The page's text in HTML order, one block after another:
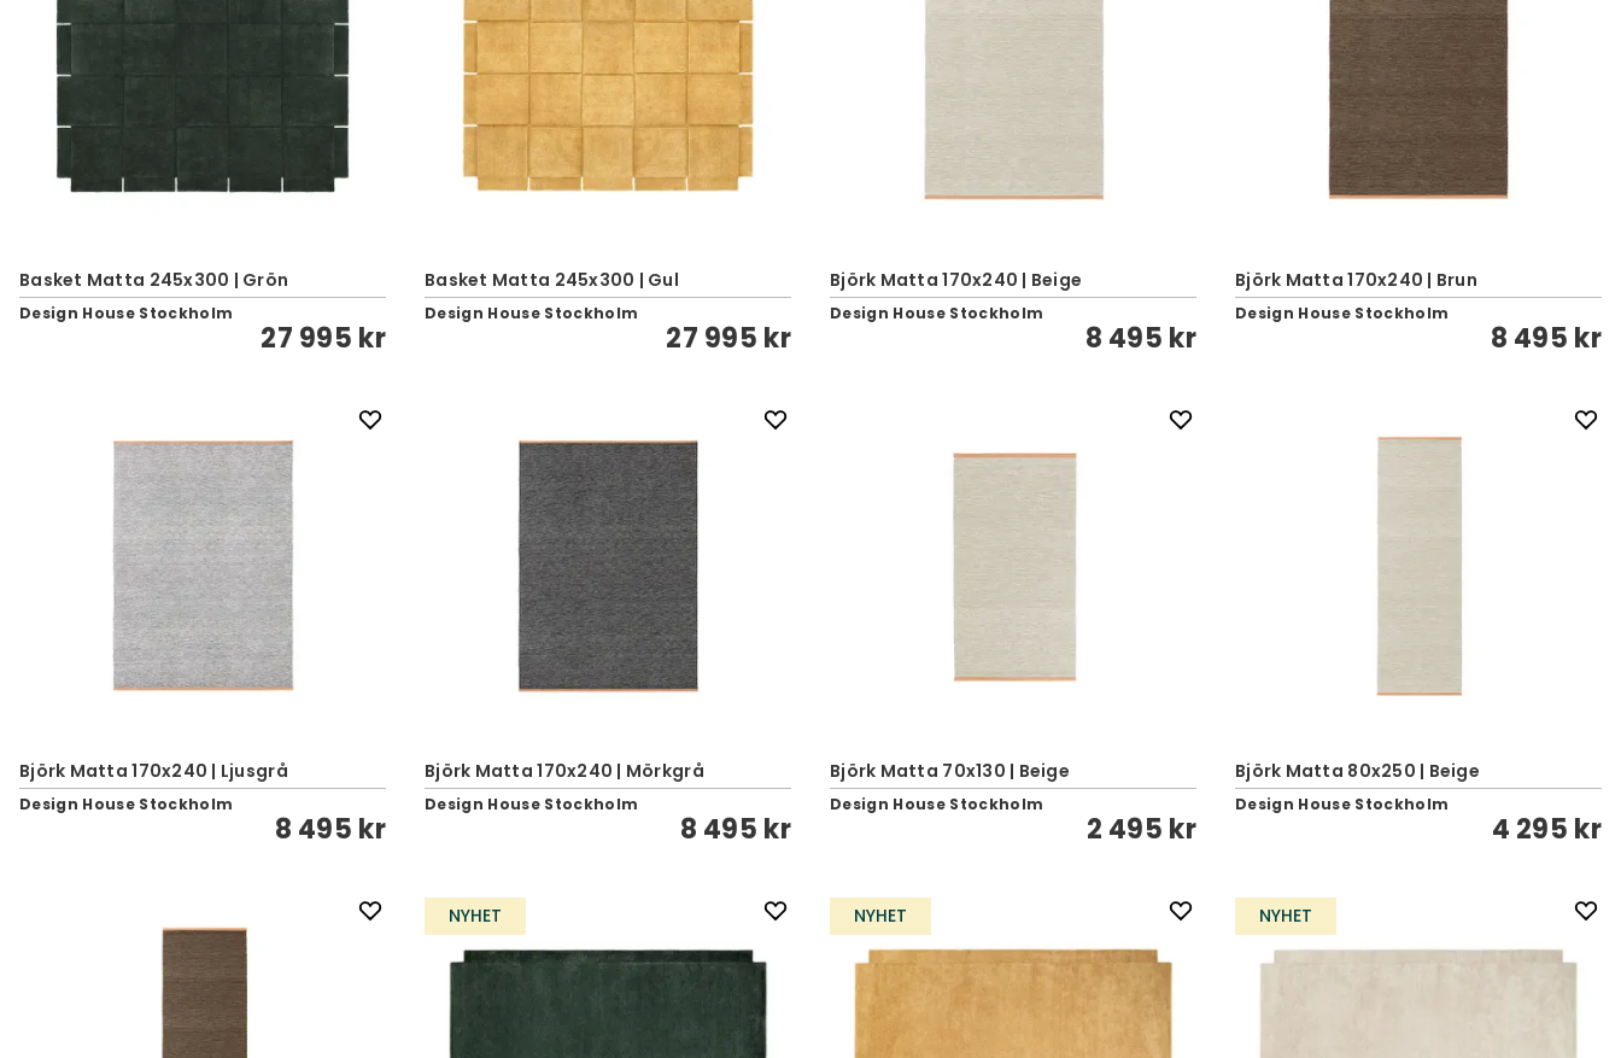
Basket Matta 245x300 | Grön
Design House Stockholm
27 995 kr
Basket Matta 245x300 | Gul
Design House Stockholm
27 995 kr
Björk Matta 170x240 | Beige
Design House Stockholm
8 495 kr
Björk Matta 170x240 | Brun
Design House Stockholm
8 495 kr
Björk Matta 170x240 | Ljusgrå
Design House Stockholm
8 495 kr
Björk Matta 170x240 | Mörkgrå
Design House Stockholm
8 495 kr
Björk Matta 70x130 | Beige
Design House Stockholm
2 495 kr
Björk Matta 80x250 | Beige
Design House Stockholm
4 295 kr
NYHET NYHET NYHET